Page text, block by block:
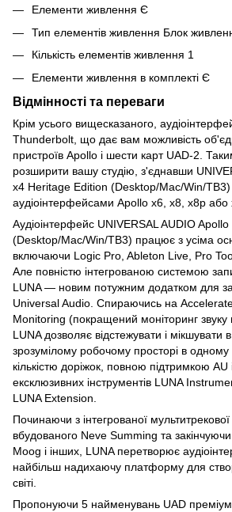
Елементи живлення Є
Тип елементів живлення Блок
Кількість елементів живлення 1
Елементи живлення в комплекті Є
Відмінності та переваги
Крім усього вищесказаного,
Thunderbolt, що дає вам можливість
пристроїв Apollo і шести карт UAD-2.
розширити вашу студію, з'єднавши
x4 Heritage Edition (Desktop/Mac/Win/TB3)
аудіоінтерфейсами Apollo x6, x8, x8p або
Аудіоінтерфейс UNIVERSAL AUDIO
(Desktop/Mac/Win/TB3) працює з усіма
включаючи Logic Pro, Ableton Live, Pro
Але повністю інтегрованою системою
LUNA — новим потужним додатком для
Universal Audio. Спираючись на
Monitoring (покращений моніторинг звуку
LUNA дозволяє відстежувати і мікшувати в
зрозумілому робочому просторі в
кількістю доріжок, повною підтримкою
ексклюзивних інструментів LUNA
LUNA Extension.
Починаючи з інтегрованої мультитрекової
вбудованого Neve Summing та
Moog і інших, LUNA перетворює
найбільш надихаючу платформу для
світі.
Пропонуючи 5 найменувань UAD